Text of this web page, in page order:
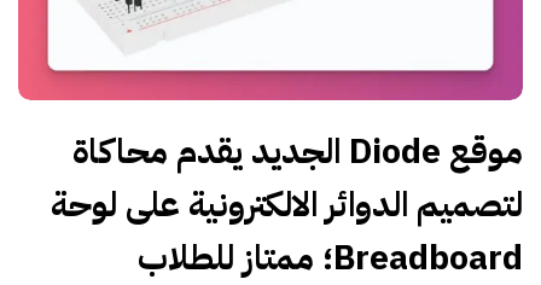
موقع Diode الجديد يقدم محاكاة
لتصميم الدوائر الالكترونية على لوحة
Breadboard؛ ممتاز للطلاب